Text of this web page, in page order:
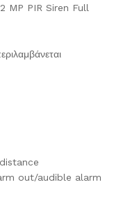
MP PIR Siren Full
out/audible alarm